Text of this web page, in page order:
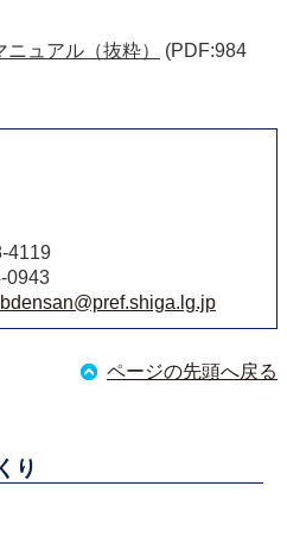
ュアル（抜粋）
(PDF:984
4119
0943
ページの先頭へ戻る
り